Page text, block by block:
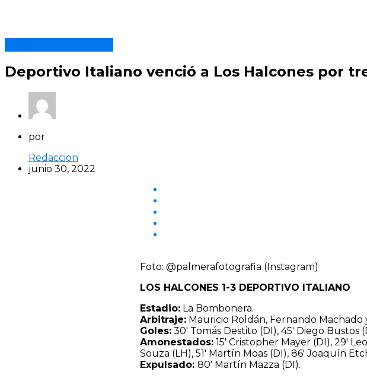
Deportivo Italiano venció a Los Halcones por
por
Redaccion
junio 30, 2022
Foto: @palmerafotografia (Instagram)
LOS HALCONES 1-3 DEPORTIVO ITALIANO
Estadio: La Bombonera.
Arbitraje: Mauricio Roldán, Fernando Machado
Goles: 30′ Tomás Destito (DI), 45′ Diego Bustos
Amonestados: 15′ Cristopher Mayer (DI), 29′
Souza (LH), 51′ Martín Moas (DI), 86′ Joaquín
Expulsado: 80′ Martín Mazza (DI).